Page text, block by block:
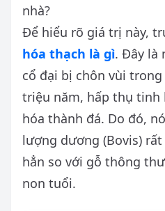
nhà?
Để hiểu rõ giá trị này,
hóa thạch là gì. Đây là
cổ đại bị chôn vùi
triệu năm, hấp thụ tinh
hóa thành đá. Do đó,
lượng dương (Bovis)
hẳn so với gỗ thông
non tuổi.